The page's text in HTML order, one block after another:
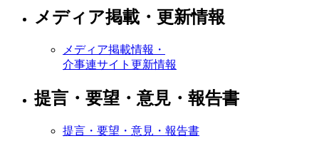
メディア掲載・更新情報
メディア掲載情報・
介事連サイト更新情報
提言・要望・意見・報告書
提言・要望・意見・報告書